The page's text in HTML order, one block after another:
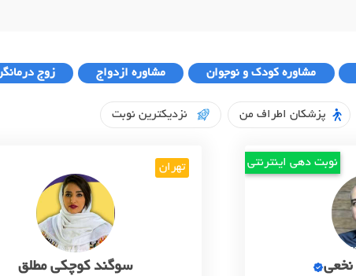
مشاوره کودک و نوجوان مشاوره ازدواج زوج درمانگر
پزشکان اطراف من نزدیکترین نوبت
نوبت دهی اینترنتی تهران
سوگند کوچکی مطلق